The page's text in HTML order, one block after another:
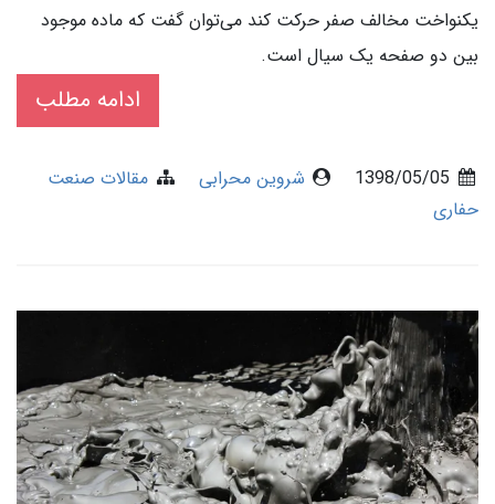
یکنواخت مخالف صفر حرکت کند می‌توان گفت که ماده موجود
بین دو صفحه یک سیال است.
ادامه مطلب
شروین محرابی
مقالات صنعت
حفاری